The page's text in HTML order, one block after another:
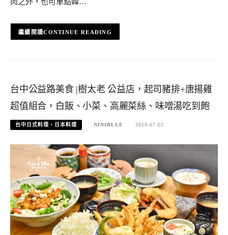
肉之外，也可單點韓…
CONTINUE READING
台中公益路美食 |樹太老 公益店，起司豬排+唐揚雞
超值組合，白飯、小菜、高麗菜絲、味噌湯吃到飽
台中日式料理、日本料理 NINIBLUE 2019-07-02